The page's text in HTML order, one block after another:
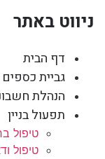
ניווט באתר
דף הבית
גביית כספים
הנהלת
תפעול בניין
טיפול
טיפול